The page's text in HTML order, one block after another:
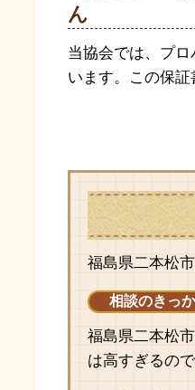
ん
当協会では、プ
います。この保証
福島県二本松
相談のきっ
福島県二本松
は高すぎるの